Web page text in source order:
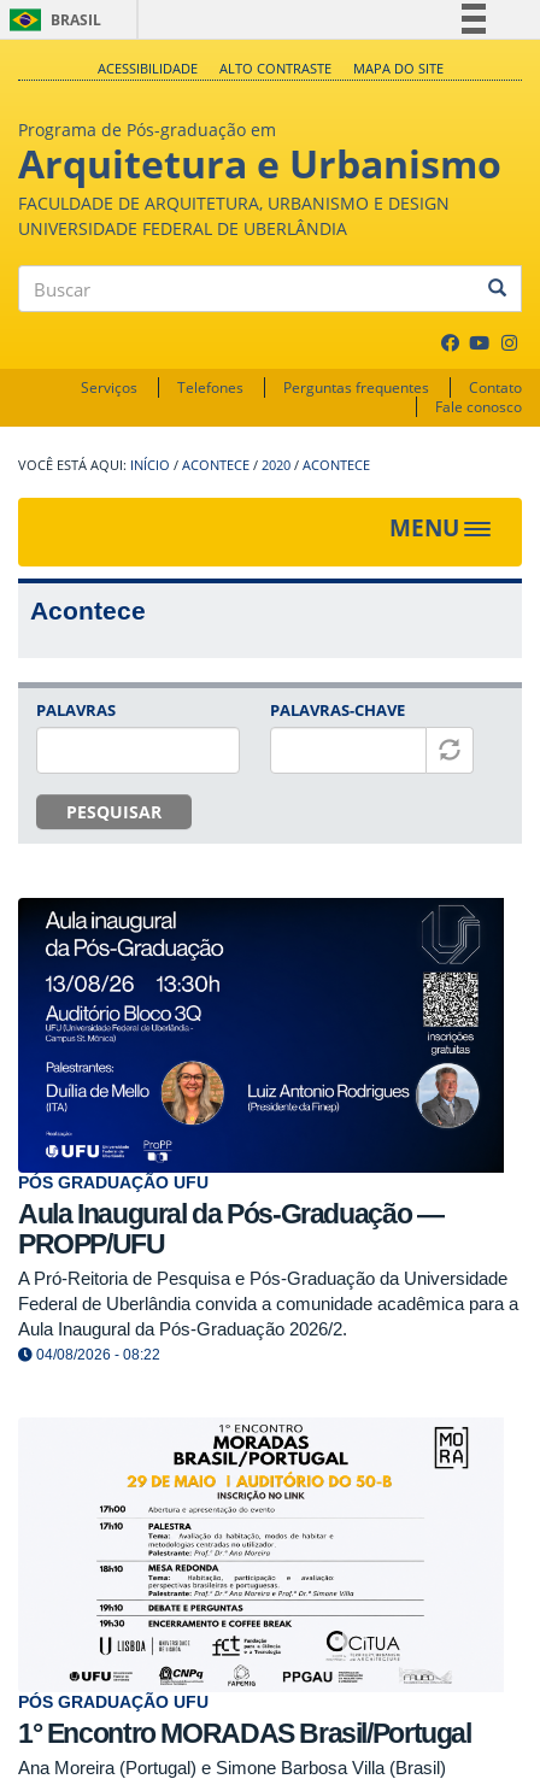
BRASIL
Acesso à informação
Legislação
ACESSIBILIDADE ALTO CONTRASTE MAPA DO SITE
Programa de Pós-graduação em
Arquitetura e Urbanismo
FACULDADE DE ARQUITETURA, URBANISMO E DESIGN
UNIVERSIDADE FEDERAL DE UBERLÂNDIA
Serviços Telefones Perguntas frequentes
Contato
Fale conosco
INÍCIO / ACONTECE / 2020 / ACONTECE
MENU
Toggle
Acontece
PALAVRAS
PESQUISAR
PALAVRAS-CHAVE
PÓS GRADUAÇÃO UFU
Aula Inaugural da Pós-Graduação —
PROPP/UFU
A Pró-Reitoria de Pesquisa e Pós-Graduação da Universidade
Federal de Uberlândia convida a comunidade acadêmica para a
Aula Inaugural da Pós-Graduação 2026/2.
04/08/2026 - 08:22
PÓS GRADUAÇÃO UFU
1° Encontro MORADAS Brasil/Portugal
Ana Moreira (Portugal) e Simone Barbosa Villa (Brasil)